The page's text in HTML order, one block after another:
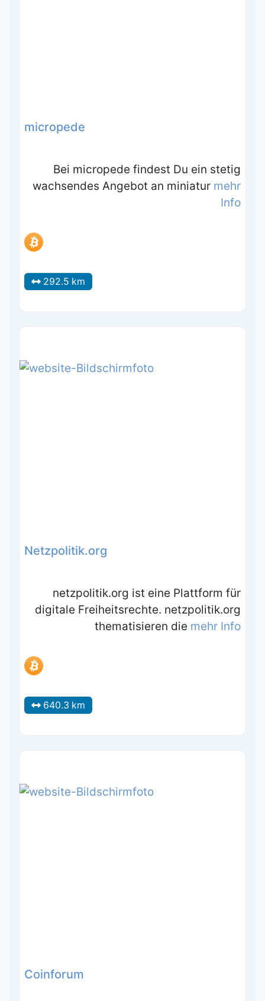
micropede
Bei micropede findest Du ein stetig
wachsendes Angebot an miniatur mehr
Info
292.5 km
Netzpolitik.org
netzpolitik.org ist eine Plattform für
digitale Freiheitsrechte. netzpolitik.org
thematisieren die mehr Info
640.3 km
Coinforum